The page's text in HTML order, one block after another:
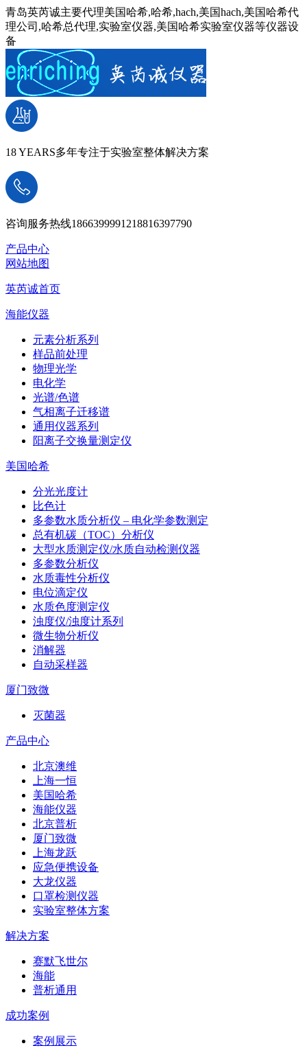
青岛英芮诚主要代理美国哈希,哈希,hach,美国hach,美国哈希代
理公司,哈希总代理,实验室仪器,美国哈希实验室仪器等仪器设
备
18 YEARS多年专注于实验室整体解决方案
咨询服务热线1866399991218816397790
产品中心
网站地图
英芮诚首页
海能仪器
元素分析系列
样品前处理
物理光学
电化学
光谱/色谱
气相离子迁移谱
通用仪器系列
阳离子交换量测定仪
美国哈希
分光光度计
比色计
多参数水质分析仪 – 电化学参数测定
总有机碳（TOC）分析仪
大型水质测定仪/水质自动检测仪器
多参数分析仪
水质毒性分析仪
电位滴定仪
水质色度测定仪
浊度仪/浊度计系列
微生物分析仪
消解器
自动采样器
厦门致微
灭菌器
产品中心
北京澳维
上海一恒
美国哈希
海能仪器
北京普析
厦门致微
上海龙跃
应急便携设备
大龙仪器
口罩检测仪器
实验室整体方案
解决方案
赛默飞世尔
海能
普析通用
成功案例
案例展示